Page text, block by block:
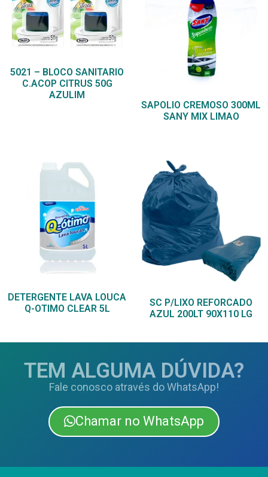
5021 – BLOCO SANITARIO
C.ACOP CITRUS 50G
AZULIM
SAPOLIO CREMOSO 300ML
SANY MIX LIMAO
DETERGENTE LAVA LOUCA
Q-OTIMO CLEAR 5L
SC P/LIXO REFORCADO
AZUL 200LT 90X110 LG
TEM ALGUMA DÚVIDA?
Fale conosco através do WhatsApp!
Chamar no WhatsApp